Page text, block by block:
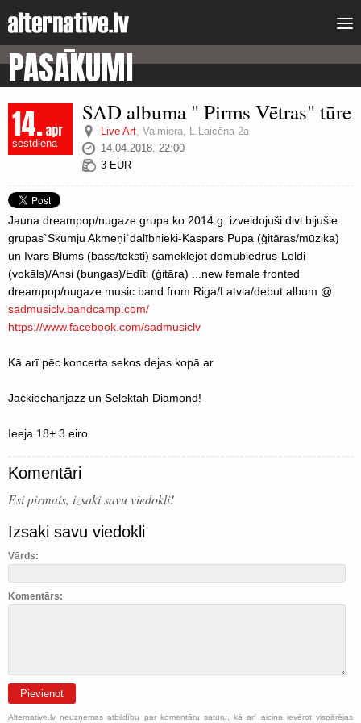
PASĀKUMI
14.apr
sestdiena
SAD albuma " Pirms Vētras" tūre
Live Art, Valmiera, L.Laicēna 2a
14.04.2018. 22:00
3 EUR
Jauna dreampop/nugaze grupa ko 2014.g. izveidojuši divi bijušie
grupas`Skumju Akmeņi`dalībnieki-Kaspars Pupa (ģitāras/mūzika)
un Ivars Blūms (bass/teksti) sameklējot domubiedrus-Leldi
(vokāls)/Ansi (bungas)/Edīti (ģitāra) ...new female fronted
dreampop/nugaze music band from Riga/Latvia/debut album @
sadmusiclv.bandcamp.com/
https://www.facebook.com/sadmusiclv
Kā arī pēc koncerta sekos dejas kopā ar
Jackiechanjazz un Selektah Diamond!
Ieeja 18+ 3 eiro
Komentāri
Esi pirmais, izsaki savu viedokli!
Izsaki savu viedokli
Vārds:
Komentārs:
Pievienot
Alternative.lv neuzņemas atbildību par komentāru saturu, kā arī aicina ievērot vispārējas